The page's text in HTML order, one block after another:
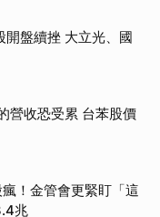
開盤續挫 大立光、國
營收恐受累 台苯股價
！金管會更緊盯「這
兆